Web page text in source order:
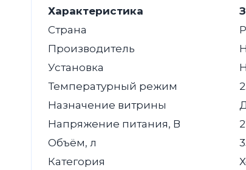
Характеристика
Страна
Производитель
Установка
Температурный режим
Назначение витрины
Напряжение питания, В
Объём, л
Категория